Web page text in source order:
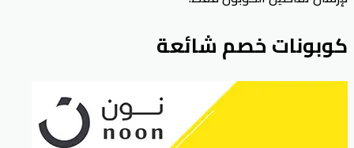
كوبونات خصم شائعة